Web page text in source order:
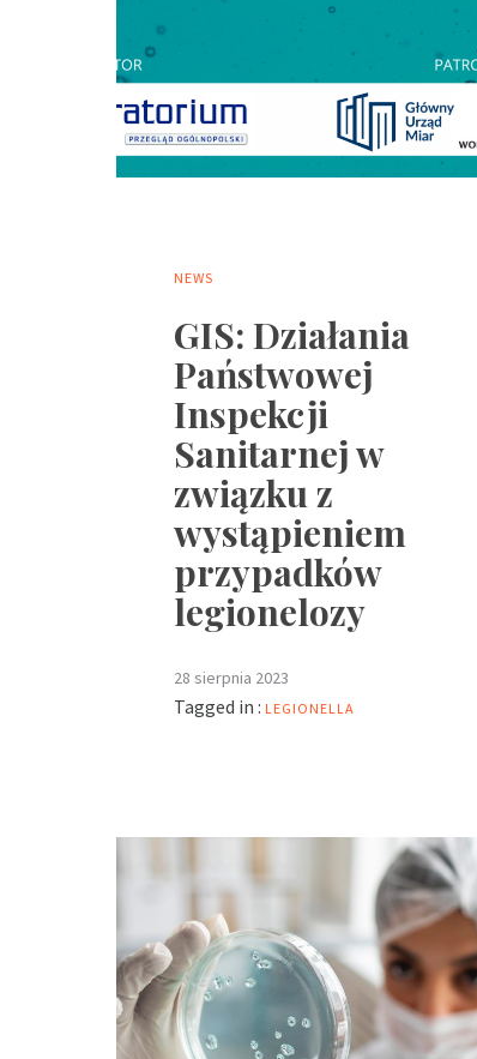
NEWS
GIS: Działania
Państwowej
Inspekcji
Sanitarnej w
związku z
wystąpieniem
przypadków
legionelozy
28 sierpnia 2023
Tagged in : LEGIONELLA